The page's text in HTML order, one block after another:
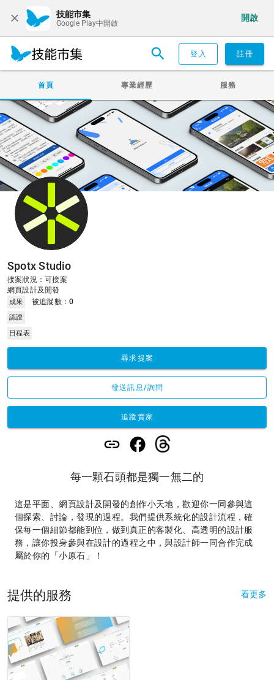
技能市集
Google Play中開啟
開啟
登入 註冊
首頁 專業經歷 服務
Spotx Studio
接案狀況：可接案
網頁設計及開發
成果 被追蹤數：0
認證
日程表
尋求提案
發送訊息/詢問
追蹤賣家
每一顆石頭都是獨一無二的
這是平面、網頁設計及開發的創作小天地，歡迎你一同參與這
個探索、討論，發現的過程。我們提供系統化的設計流程，確
保每一個細節都能到位，做到真正的客製化、高透明的設計服
務，讓你投身參與在設計的過程之中，與設計師一同合作完成
屬於你的「小原石」！
提供的服務 看更多